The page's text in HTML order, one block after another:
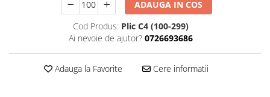
ADAUGA IN COS
Cod Produs: Plic C4 (100-299)
Ai nevoie de ajutor? 0726693686
Adauga la Favorite Cere informatii